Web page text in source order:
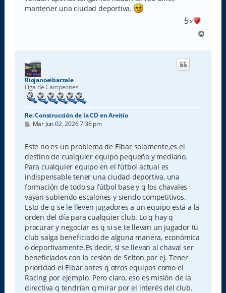
mantener una ciudad deportiva.
5x
r
Riojanoeibarzale
Liga de Campeones
Re: Construcción de la CD en Areitio
M
s
a
j
e
Mar Jun 02, 2026 7:36 pm
Este no es un problema de Eibar solamente,es el
destino de cualquier equipo pequeño y mediano.
Para cualquier equipo en el fútbol actual es
indispensable tener una ciudad deportiva, una
formación de todo su fútbol base y q los chavales
vayan subiendo escalones y siendo competitivos.
Esto de q se le lleven jugadores a un equipo está a la
orden del día para cualquier club. Lo q hay q
procurar y negociar es q si se te llevan un jugador tu
club salga beneficiado de alguna manera, económica
o deportivamente.Es decir, si se llevan al chaval ser
beneficiados con la cesión de Selton por ej. Tener
prioridad el Eibar antes q otros equipos como el
Racing por ejemplo. Pero claro, eso es misión de la
directiva q tendrían q mirar por el interés del club.